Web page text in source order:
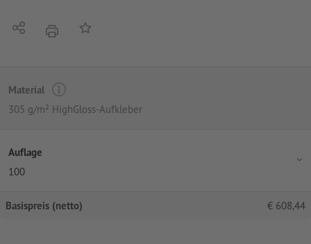
Teilen DruckenAuf die Merkliste
Material
305 g/m² HighGloss-Aufkleber
Auflage
100
Basispreis (netto) € 608,44